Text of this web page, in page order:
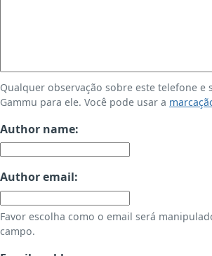
Qualquer observação sobre este telefone e
Gammu para ele. Você pode usar a
Author name:
Author email:
Favor escolha como o email será
campo.